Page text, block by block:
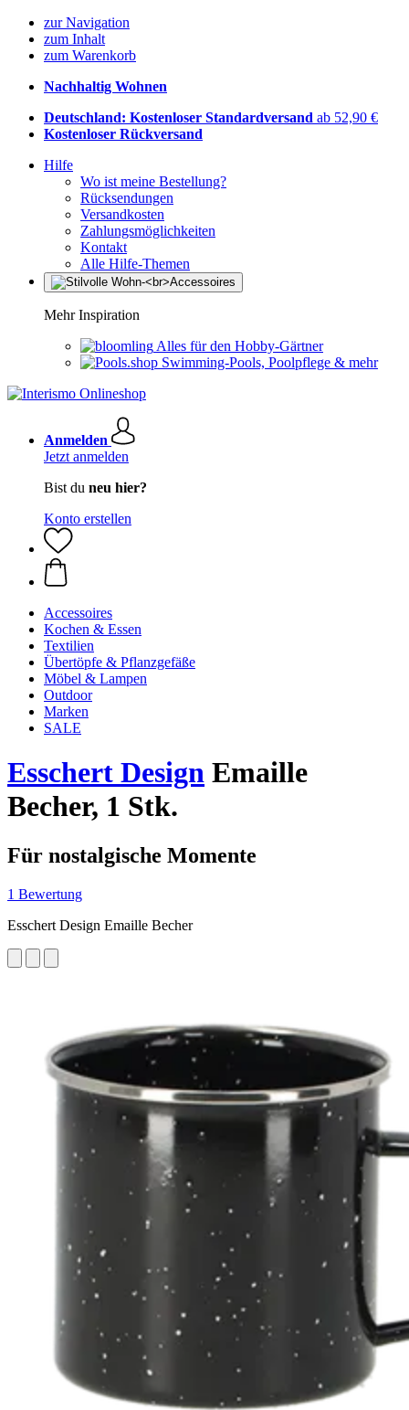
zur Navigation
zum Inhalt
zum Warenkorb
Nachhaltig Wohnen
Deutschland: Kostenloser Standardversand ab 52,90 €
Kostenloser Rückversand
Hilfe
Wo ist meine Bestellung?
Rücksendungen
Versandkosten
Zahlungsmöglichkeiten
Kontakt
Alle Hilfe-Themen
Mehr Inspiration
Alles für den Hobby-Gärtner
Swimming-Pools, Poolpflege & mehr
Anmelden
Jetzt anmelden
Bist du neu hier?
Konto erstellen
Accessoires
Kochen & Essen
Textilien
Übertöpfe & Pflanzgefäße
Möbel & Lampen
Outdoor
Marken
SALE
Esschert Design Emaille
Becher, 1 Stk.
Für nostalgische Momente
1 Bewertung
Esschert Design Emaille Becher